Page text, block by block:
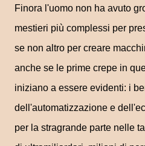
Finora l'uomo non ha avuto
mestieri più complessi per
se non altro per creare
anche se le prime crepe in
iniziano a essere evidenti: i
dell'automatizzazione e
per la stragrande parte nelle